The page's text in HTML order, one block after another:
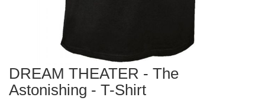
DREAM THEATER - The
Astonishing - T-Shirt
Zum
der